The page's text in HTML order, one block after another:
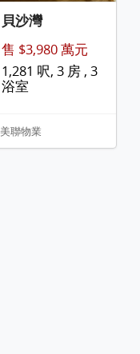
貝沙灣
售 $3,980 萬元
1,281 呎, 3 房 , 3
浴室
美聯物業